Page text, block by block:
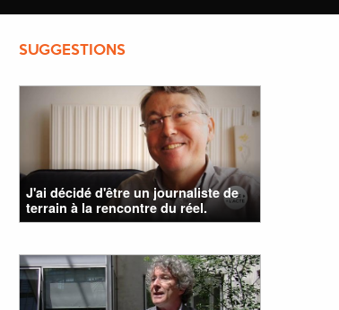
SUGGESTIONS
J'ai décidé d'être un journaliste de
terrain à la rencontre du réel.